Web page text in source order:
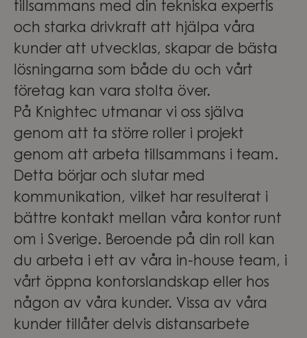
tillsammans med din tekniska expertis
och starka drivkraft att hjälpa våra
kunder att utvecklas, skapar de bästa
lösningarna som både du och vårt
företag kan vara stolta över.
På Knightec utmanar vi oss själva
genom att ta större roller i projekt
genom att arbeta tillsammans i team.
Detta börjar och slutar med
kommunikation, vilket har resulterat i
bättre kontakt mellan våra kontor runt
om i Sverige. Beroende på din roll kan
du arbeta i ett av våra in-house team, i
vårt öppna kontorslandskap eller hos
någon av våra kunder. Vissa av våra
kunder tillåter delvis distansarbete